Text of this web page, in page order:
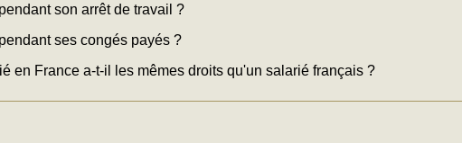
son arrêt de travail ?
ses congés payés ?
en France a-t-il les mêmes droits qu'un salarié français ?